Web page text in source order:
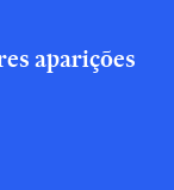
aparições